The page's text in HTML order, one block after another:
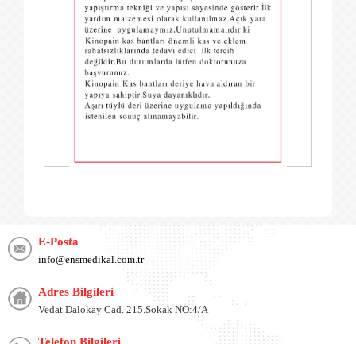
E-Posta
info@ensmedikal.com.tr
Adres Bilgileri
Vedat Dalokay Cad. 215.Sokak NO:4/A